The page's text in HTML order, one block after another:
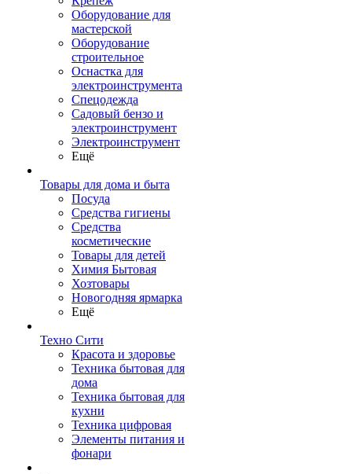
Оборудование для
мастерской
Оборудование
строительное
Оснастка для
электроинструмента
Спецодежда
Садовый бензо и
электроинструмент
Электроинструмент
Ещё
Товары для дома и быта
Посуда
Средства гигиены
Средства
косметические
Товары для детей
Химия Бытовая
Хозтовары
Новогодняя ярмарка
Ещё
Техно Сити
Красота и здоровье
Техника бытовая для
дома
Техника бытовая для
кухни
Техника цифровая
Элементы питания и
фонари